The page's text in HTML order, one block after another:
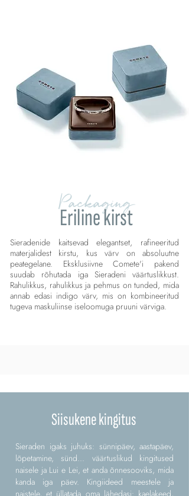
Packaging
Eriline kirst
Sieradenide kaitsevad elegantset, rafineeritud
materjalidest kirstu, kus värv on absoluutne
peategelane. Eksklusiivne Comete'i pakend
suudab rõhutada iga Sieradeni väärtuslikkust.
Rahulikkus, rahulikkus ja pehmus on tunded, mida
annab edasi indigo värv, mis on kombineeritud
tugeva maskuliinse iseloomuga pruuni värviga.
Siisukene kingitus
Sieraden igaks juhuks: sünnipäev, aastapäev,
lõpetamine, sünd... väärtuslikud kingitused
naisele ja Lui e Lei, et anda õnnesooviks, mida
kanda iga päev. Kingiideed meestele ja